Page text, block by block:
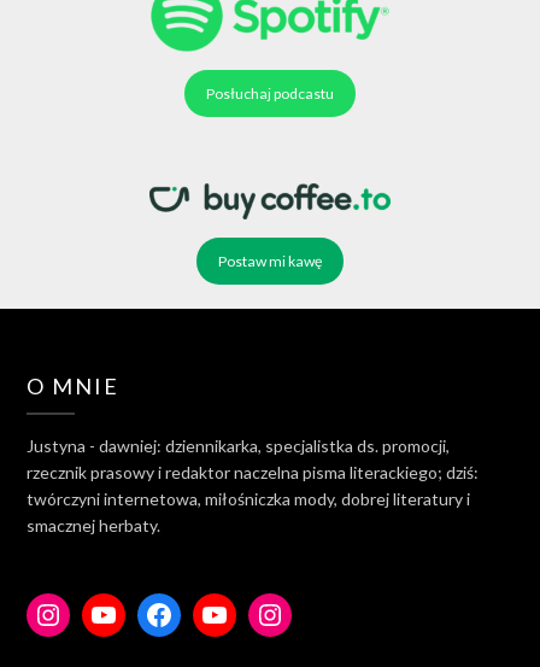
Posłuchaj podcastu
Postaw mi kawę
O MNIE
Justyna - dawniej: dziennikarka, specjalistka ds. promocji,
rzecznik prasowy i redaktor naczelna pisma literackiego; dziś:
twórczyni internetowa, miłośniczka mody, dobrej literatury i
smacznej herbaty.